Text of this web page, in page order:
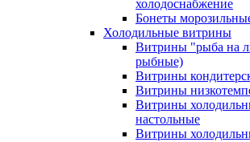
холодоснабжение
Бонеты
Холодильные витрины
Витрины "рыба на
рыбные)
Витрины
Витрины
Витрины
настольные
Витрины